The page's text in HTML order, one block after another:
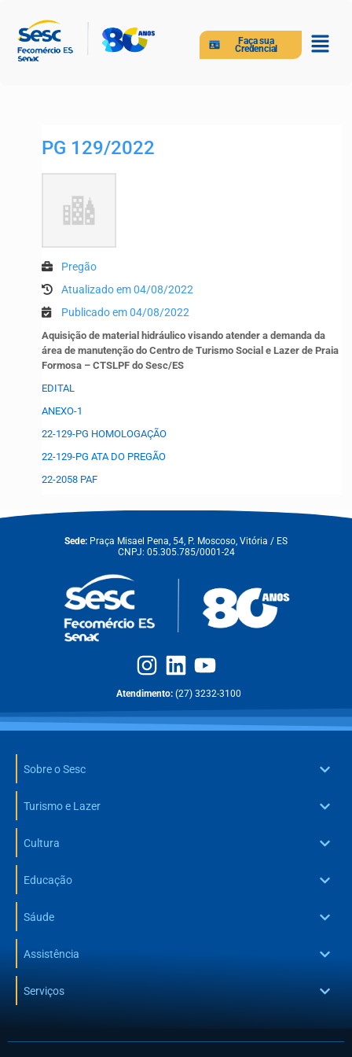
Faça sua
Credencial
PG 129/2022
Pregão
Atualizado em 04/08/2022
Publicado em 04/08/2022
Aquisição de material hidráulico visando atender a demanda da
área de manutenção do Centro de Turismo Social e Lazer de Praia
Formosa – CTSLPF do Sesc/ES
EDITAL
ANEXO-1
22-129-PG HOMOLOGAÇÃO
22-129-PG ATA DO PREGÃO
22-2058 PAF
Sede: Praça Misael Pena, 54, P. Moscoso, Vitória / ES
CNPJ: 05.305.785/0001-24
Atendimento: (27) 3232-3100
Sobre o Sesc
Turismo e Lazer
Cultura
Educação
Sáude
Assistência
Serviços